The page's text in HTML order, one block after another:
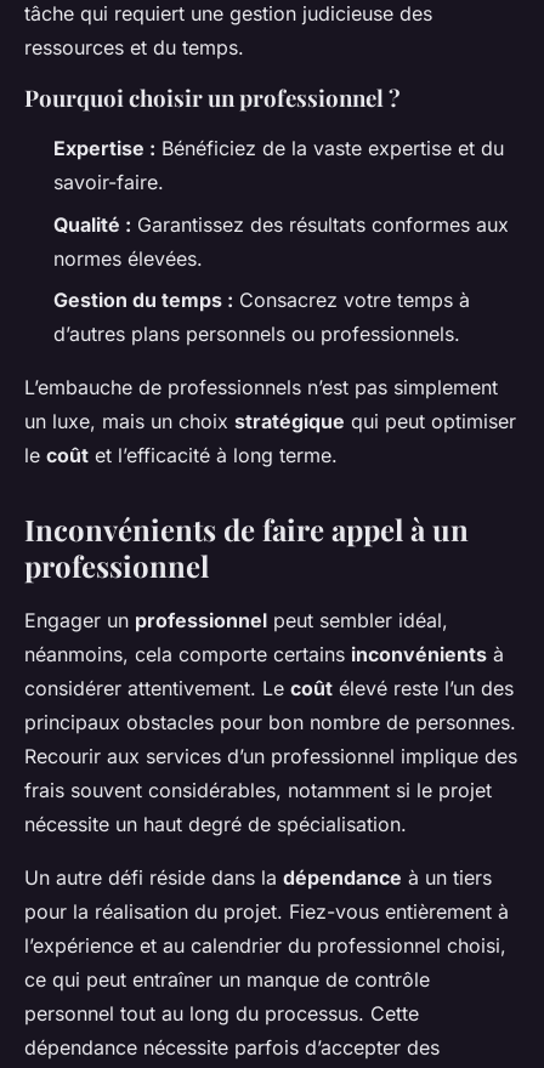
tâche qui requiert une gestion judicieuse des
ressources et du temps.
Pourquoi choisir un professionnel ?
Expertise : Bénéficiez de la vaste expertise et du
savoir-faire.
Qualité : Garantissez des résultats conformes aux
normes élevées.
Gestion du temps : Consacrez votre temps à
d’autres plans personnels ou professionnels.
L’embauche de professionnels n’est pas simplement
un luxe, mais un choix stratégique qui peut optimiser
le coût et l’efficacité à long terme.
Inconvénients de faire appel à un
professionnel
Engager un professionnel peut sembler idéal,
néanmoins, cela comporte certains inconvénients à
considérer attentivement. Le coût élevé reste l’un des
principaux obstacles pour bon nombre de personnes.
Recourir aux services d’un professionnel implique des
frais souvent considérables, notamment si le projet
nécessite un haut degré de spécialisation.
Un autre défi réside dans la dépendance à un tiers
pour la réalisation du projet. Fiez-vous entièrement à
l’expérience et au calendrier du professionnel choisi,
ce qui peut entraîner un manque de contrôle
personnel tout au long du processus. Cette
dépendance nécessite parfois d’accepter des